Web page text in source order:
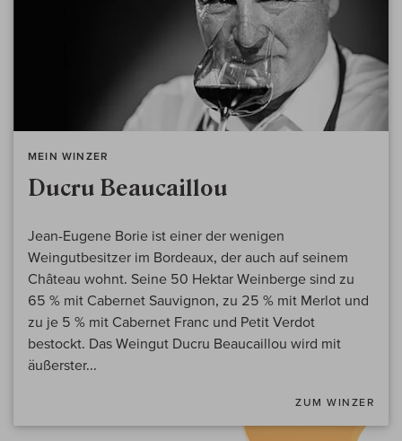
MEIN WINZER
Ducru Beaucaillou
Jean-Eugene Borie ist einer der wenigen
Weingutbesitzer im Bordeaux, der auch auf seinem
Château wohnt. Seine 50 Hektar Weinberge sind zu
65 % mit Cabernet Sauvignon, zu 25 % mit Merlot und
zu je 5 % mit Cabernet Franc und Petit Verdot
bestockt. Das Weingut Ducru Beaucaillou wird mit
äußerster...
ZUM WINZER